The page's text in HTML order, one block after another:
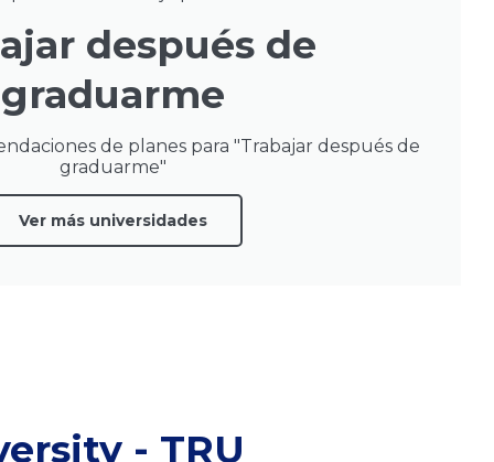
después de
graduarme
de planes para "Trabajar después de
graduarme"
Ver más universidades
- TRU